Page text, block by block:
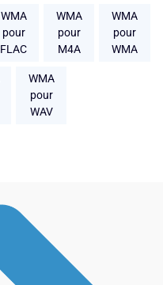
WMA
pour
FLAC
WMA
pour
M4A
WMA
pour
WMA
WMA
pour
WAV